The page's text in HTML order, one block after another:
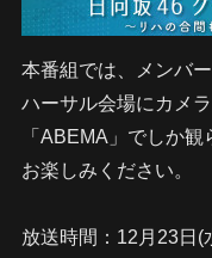
本番組では、メンバ
ハーサル会場にカメラ
「ABEMA」でしか
お楽しみください。
放送時間：12月23日(